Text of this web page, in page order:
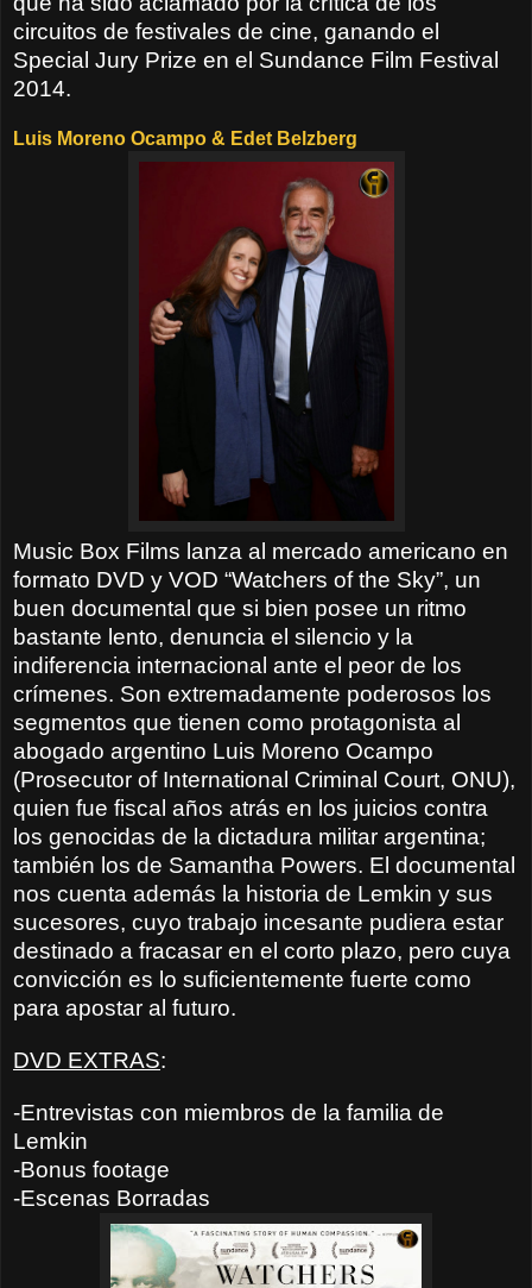
circuitos de festivales de cine, ganando el
Special Jury Prize en el Sundance Film Festival
2014.
Luis Moreno Ocampo & Edet Belzberg
Music Box Films lanza al mercado americano en
formato DVD y VOD “Watchers of the Sky”, un
buen documental que si bien posee un ritmo
bastante lento, denuncia el silencio y la
indiferencia internacional ante el peor de los
crímenes. Son extremadamente poderosos los
segmentos que tienen como protagonista al
abogado argentino Luis Moreno Ocampo
(Prosecutor of International Criminal Court, ONU),
quien fue fiscal años atrás en los juicios contra
los genocidas de la dictadura militar argentina;
también los de Samantha Powers. El documental
nos cuenta además la historia de Lemkin y sus
sucesores, cuyo trabajo incesante pudiera estar
destinado a fracasar en el corto plazo, pero cuya
convicción es lo suficientemente fuerte como
para apostar al futuro.
DVD EXTRAS:
-Entrevistas con miembros de la familia de
Lemkin
-Bonus footage
-Escenas Borradas